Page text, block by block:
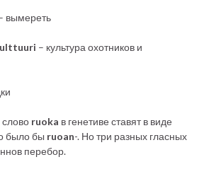
вымереть
– культура охотников и
ruoka в генетиве ставят в виде
было бы ruoan-. Но три разных гласных
перебор.